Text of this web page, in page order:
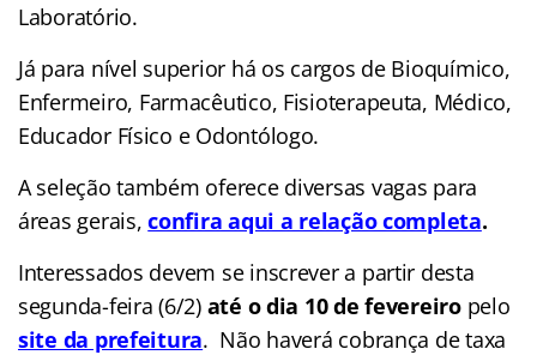
Laboratório.
Já para nível superior há os cargos de Bioquímico,
Enfermeiro, Farmacêutico, Fisioterapeuta, Médico,
Educador Físico e Odontólogo.
A seleção também oferece diversas vagas para
áreas gerais,confira aqui a relação completa.
Interessados devem se inscrever a partir desta
segunda-feira (6/2) até o dia 10 de fevereiropelo
site da prefeitura. Não haverá cobrança de taxa